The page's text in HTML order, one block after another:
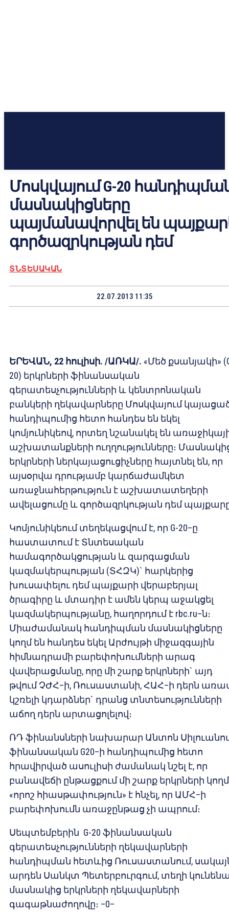
Մոսկվայում G-20
մասնակիցները
պայմանավորվել են
գործազրկության դեմ
ՏՆՏԵՍԱԿԱՆ
22.07.2013 11:35
ԵՐԵՎԱՆ, 22 հուլիսի. /ԱՌԿԱ/. «Մեծ քսանյակի»
20) երկրների ֆինանսական
գերատեսչությունների և կենտրոնական
բանկերի ղեկավարները Մոսկվայում
հանդիպումից հետո հանդես են եկել
կոմյունիկեով, որտեղ նշանակել են
աշխատանքների ուղղությունները։
երկրների ներկայացուցիչները հայտնել են, որ
այսօրվա դրությամբ կարճաժամկետ
առաջնահերթություն է աշխատատեղերի
ավելացումը և գործազրկության դեմ
Կոմյունիկեում տեղեկացվում է, որ G-20–ը
հաստատում է Տնտեսական
համագործակցության և զարգացման
կազմակերպության (ՏՀԶԿ)` հարկերից
խուսափելու դեմ պայքարի վերաբերյալ
ծրագիրը և մտադիր է ամեն կերպ աջակցել
կազմակերպությանը, հաղորդում է rbc.ru–ն։
Միաժամանակ հանդիպման մասնակիցները
կողմ են հանդես եկել Արժույթի միջազգային
հիմնադրամի բարեփոխումների արագ
վավերացմանը, որը մի շարք երկրների` այդ
թվում ՉԺՀ–ի, Ռուսաստանի, ՀԱՀ–ի դերն
կշռելի կդարձներ` դրանց տնտեսությունների
աճող դերն արտացոլելով։
ՌԴ ֆինանսների նախարար Անտոն
ֆինանսական G20–ի հանդիպումից հետո
հրավիրված ասուլիսի ժամանակ նշել է, որ
բանավեճի ընթացքում մի շարք երկրների
«որոշ հիասթափություն» է հնչել, որ ԱՄՀ–ի
բարեփոխումն առաջընթաց չի ապրում։
Սեպտեմբերին G-20 ֆինանսական
գերատեսչությունների ղեկավարների
հանդիպման հետևից Ռուսաստանում,
արդեն Սանկտ Պետերբուրգում, տեղի
մասնակից երկրների ղեկավարների
գագաթնաժողովը։ –0–